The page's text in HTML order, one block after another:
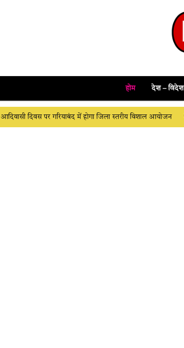
होम देश – विदेश
आदिवासी दिवस पर गरियाबंद में होगा जिला स्तरीय विशाल आयोजन